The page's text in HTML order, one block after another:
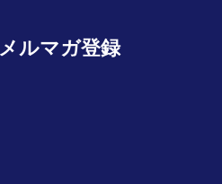
メルマガ登録